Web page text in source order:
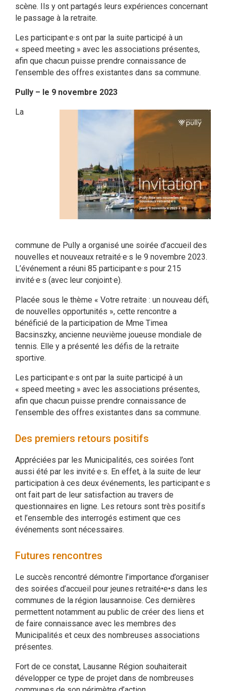
scène. Ils y ont partagés leurs expériences concernant
le passage à la retraite.
Les participant·e·s ont par la suite participé à un
« speed meeting » avec les associations présentes,
afin que chacun puisse prendre connaissance de
l’ensemble des offres existantes dans sa commune.
Pully – le 9 novembre 2023
La
commune de Pully a organisé une soirée d’accueil des
nouvelles et nouveaux retraité·e·s le 9 novembre 2023.
L’événement a réuni 85 participant·e·s pour 215
invité·e·s (avec leur conjoint·e).
Placée sous le thème « Votre retraite : un nouveau défi,
de nouvelles opportunités », cette rencontre a
bénéficié de la participation de Mme Timea
Bacsinszky, ancienne neuvième joueuse mondiale de
tennis. Elle y a présenté les défis de la retraite
sportive.
Les participant·e·s ont par la suite participé à un
« speed meeting » avec les associations présentes,
afin que chacun puisse prendre connaissance de
l’ensemble des offres existantes dans sa commune.
Des premiers retours positifs
Appréciées par les Municipalités, ces soirées l’ont
aussi été par les invité·e·s. En effet, à la suite de leur
participation à ces deux événements, les participant·e·s
ont fait part de leur satisfaction au travers de
questionnaires en ligne. Les retours sont très positifs
et l’ensemble des interrogés estiment que ces
événements sont nécessaires.
Futures rencontres
Le succès rencontré démontre l’importance d’organiser
des soirées d’accueil pour jeunes retraité•e•s dans les
communes de la région lausannoise. Ces dernières
permettent notamment au public de créer des liens et
de faire connaissance avec les membres des
Municipalités et ceux des nombreuses associations
présentes.
Fort de ce constat, Lausanne Région souhaiterait
développer ce type de projet dans de nombreuses